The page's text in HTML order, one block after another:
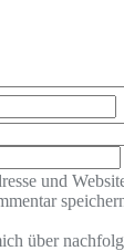
und
über